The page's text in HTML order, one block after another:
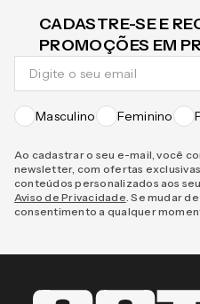
CADASTRE-SE E
PROMOÇÕES EM
Masculino Feminino
Ao cadastrar o seu e-mail, você
newsletter, com ofertas
conteúdos personalizados aos
Aviso de Privacidade . Se mudar
consentimento a qualquer